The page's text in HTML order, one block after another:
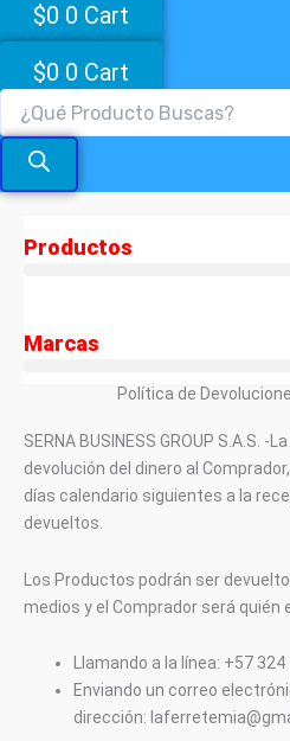
$0 0 Cart
$0 0 Cart
Productos
Marcas
Política de
SERNA BUSINESS GROUP S.A.S.
devolución del dinero al
días calendario siguientes a la
devueltos.
Los Productos podrán ser
medios y el Comprador será quién
Llamando a la línea: +57
Enviando un correo
dirección: